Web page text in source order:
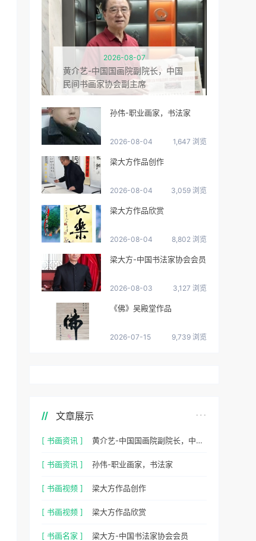
2026-08-07
黄介艺-中国国画院副院长，中国
民间书画家协会副主席
孙伟-职业画家，书法家
2026-08-04 1,647 浏览
梁大方作品创作
2026-08-04 3,059 浏览
梁大方作品欣赏
2026-08-04 8,802 浏览
梁大方-中国书法家协会会员
2026-08-03 3,127 浏览
《佛》吴殿堂作品
2026-07-15 9,739 浏览
文章展示
[ 书画资讯 ] 黄介艺-中国国画院副院长，中国民间书画家协会副主席
[ 书画资讯 ] 孙伟-职业画家，书法家
[ 书画视频 ] 梁大方作品创作
[ 书画视频 ] 梁大方作品欣赏
[ 书画名家 ] 梁大方-中国书法家协会会员